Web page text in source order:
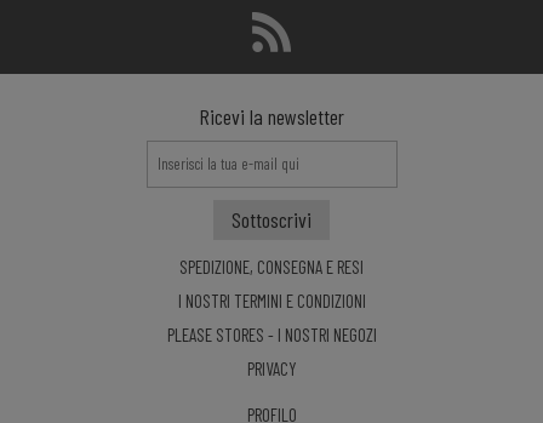
Ricevi la newsletter
SPEDIZIONE, CONSEGNA E RESI
I NOSTRI TERMINI E CONDIZIONI
PLEASE STORES - I NOSTRI NEGOZI
PRIVACY
PROFILO